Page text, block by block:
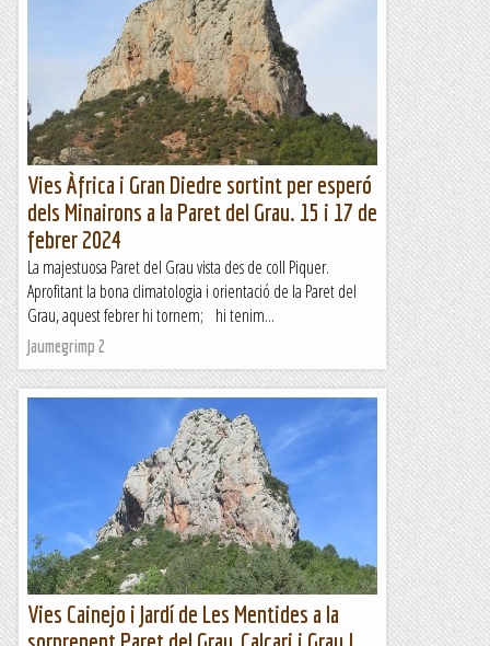
Vies Àfrica i Gran Diedre sortint per esperó
dels Minairons a la Paret del Grau. 15 i 17 de
febrer 2024
La majestuosa Paret del Grau vista des de coll Piquer.
Aprofitant la bona climatologia i orientació de la Paret del
Grau, aquest febrer hi tornem; hi tenim...
Jaumegrimp 2
Vies Cainejo i Jardí de Les Mentides a la